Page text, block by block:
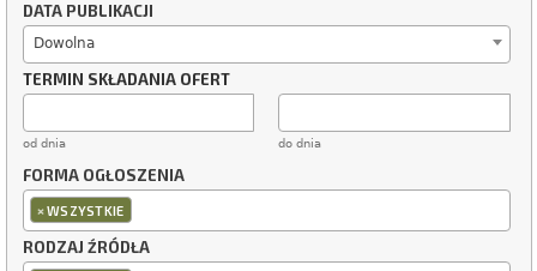
DATA PUBLIKACJI
Dowolna
TERMIN SKŁADANIA OFERT
od dnia do dnia
FORMA OGŁOSZENIA
×WSZYSTKIE
RODZAJ ŹRÓDŁA